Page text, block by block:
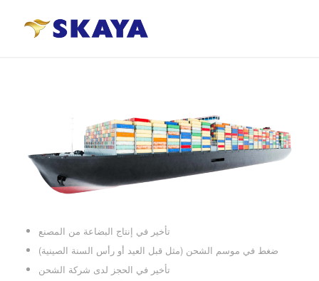
تأخير في إنتاج البضاعة من المصنع
ضغط في موسم الشحن (مثل قبل العيد أو رأس السنة الصينية)
تأخير في الحجز لدى شركة الشحن